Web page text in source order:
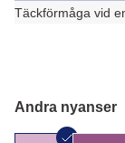
Täckförmåga vid
Andra nyanser